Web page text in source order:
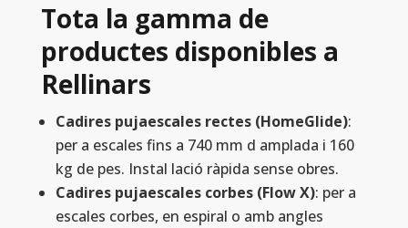
Tota la gamma de
productes disponibles a
Rellinars
Cadires pujaescales rectes (HomeGlide):
per a escales fins a 740 mm d amplada i 160
kg de pes. Instal lació ràpida sense obres.
Cadires pujaescales corbes (Flow X): per a
escales corbes, en espiral o amb angles